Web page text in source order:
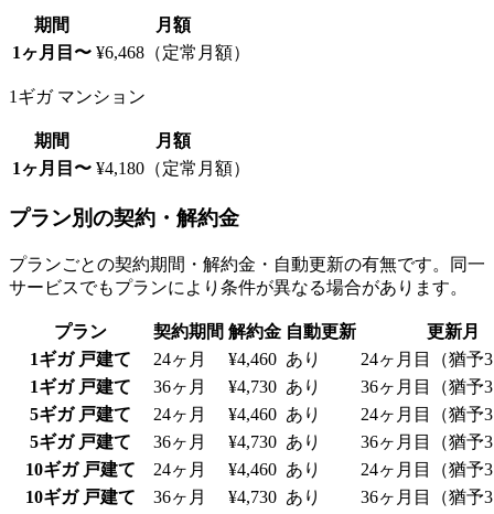
期間
月額
1ヶ月目〜 ¥6,468（定常月額）
1ギガ マンション
期間
月額
1ヶ月目〜 ¥4,180（定常月額）
プラン別の契約・解約金
プランごとの契約期間・解約金・自動更新の有無です。同一
サービスでもプランにより条件が異なる場合があります。
プラン 契約期間 解約金 自動更新
更新月
1ギガ 戸建て
24ヶ月 ¥4,460 あり
24ヶ月目（猶予
1ギガ 戸建て
36ヶ月 ¥4,730 あり
36ヶ月目（猶予
5ギガ 戸建て
24ヶ月 ¥4,460 あり
24ヶ月目（猶予
5ギガ 戸建て
36ヶ月 ¥4,730 あり
36ヶ月目（猶予
10ギガ 戸建て
24ヶ月 ¥4,460 あり
24ヶ月目（猶予
10ギガ 戸建て
36ヶ月 ¥4,730 あり
36ヶ月目（猶予